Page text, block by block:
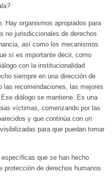
Hay organismos apropiados para
no jurisdiccionales de derechos
así como los mecanismos
sí es importante decir, como
con la institucionalidad
siempre en una dirección de
las recomendaciones, las mejores
diálogo se mantiene. Es una
víctimas, comenzando por las
y que continúa con un
para que puedan tomar
que se han hecho
protección de derechos humanos